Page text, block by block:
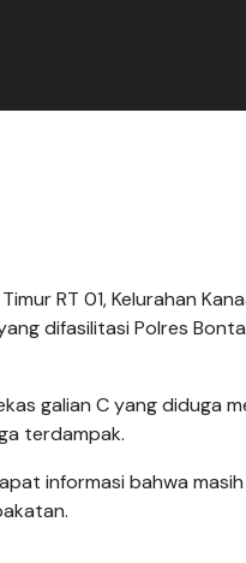
RT 01, Kelurahan
difasilitasi Polres
galian C yang diduga
terdampak.
informasi bahwa